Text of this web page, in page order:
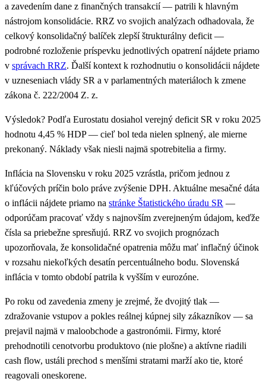
a zavedením dane z finančných transakcií — patrili k hlavným
nástrojom konsolidácie. RRZ vo svojich analýzach odhadovala, že
celkový konsolidačný balíček zlepší štrukturálny deficit —
podrobné rozloženie príspevku jednotlivých opatrení nájdete priamo
v správach RRZ. Ďalší kontext k rozhodnutiu o konsolidácii nájdete
v uzneseniach vlády SR a v parlamentných materiáloch k zmene
zákona č. 222/2004 Z. z.
Výsledok? Podľa Eurostatu dosiahol verejný deficit SR v roku 2025
hodnotu 4,45 % HDP — cieľ bol teda nielen splnený, ale mierne
prekonaný. Náklady však niesli najmä spotrebitelia a firmy.
Inflácia na Slovensku v roku 2025 vzrástla, pričom jednou z
kľúčových príčin bolo práve zvýšenie DPH. Aktuálne mesačné dáta
o inflácii nájdete priamo na stránke Štatistického úradu SR —
odporúčam pracovať vždy s najnovším zverejneným údajom, keďže
čísla sa priebežne spresňujú. RRZ vo svojich prognózach
upozorňovala, že konsolidačné opatrenia môžu mať inflačný účinok
v rozsahu niekoľkých desatín percentuálneho bodu. Slovenská
inflácia v tomto období patrila k vyšším v eurozóne.
Po roku od zavedenia zmeny je zrejmé, že dvojitý tlak —
zdražovanie vstupov a pokles reálnej kúpnej sily zákazníkov — sa
prejavil najmä v maloobchode a gastronómii. Firmy, ktoré
prehodnotili cenotvorbu produktovo (nie plošne) a aktívne riadili
cash flow, ustáli prechod s menšími stratami marží ako tie, ktoré
reagovali oneskorene.